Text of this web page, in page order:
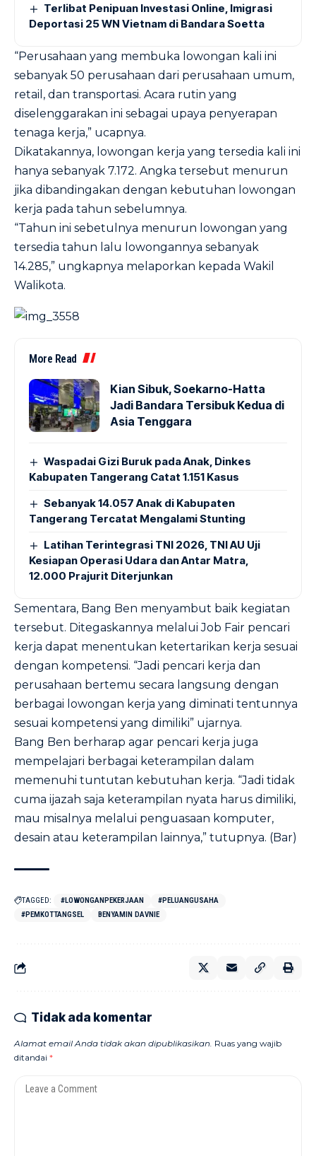
Terlibat Penipuan Investasi Online, Imigrasi
Deportasi 25 WN Vietnam di Bandara Soetta
“Perusahaan yang membuka lowongan kali ini
sebanyak 50 perusahaan dari perusahaan umum,
retail, dan transportasi. Acara rutin yang
diselenggarakan ini sebagai upaya penyerapan
tenaga kerja,” ucapnya.
Dikatakannya, lowongan kerja yang tersedia kali ini
hanya sebanyak 7.172. Angka tersebut menurun
jika dibandingakan dengan kebutuhan lowongan
kerja pada tahun sebelumnya.
“Tahun ini sebetulnya menurun lowongan yang
tersedia tahun lalu lowongannya sebanyak
14.285,” ungkapnya melaporkan kepada Wakil
Walikota.
More Read
Kian Sibuk, Soekarno-Hatta
Jadi Bandara Tersibuk Kedua di
Asia Tenggara
Waspadai Gizi Buruk pada Anak, Dinkes
Kabupaten Tangerang Catat 1.151 Kasus
Sebanyak 14.057 Anak di Kabupaten
Tangerang Tercatat Mengalami Stunting
Latihan Terintegrasi TNI 2026, TNI AU Uji
Kesiapan Operasi Udara dan Antar Matra,
12.000 Prajurit Diterjunkan
Sementara, Bang Ben menyambut baik kegiatan
tersebut. Ditegaskannya melalui Job Fair pencari
kerja dapat menentukan ketertarikan kerja sesuai
dengan kompetensi. “Jadi pencari kerja dan
perusahaan bertemu secara langsung dengan
berbagai lowongan kerja yang diminati tentunnya
sesuai kompetensi yang dimiliki” ujarnya.
Bang Ben berharap agar pencari kerja juga
mempelajari berbagai keterampilan dalam
memenuhi tuntutan kebutuhan kerja. “Jadi tidak
cuma ijazah saja keterampilan nyata harus dimiliki,
mau misalnya melalui penguasaan komputer,
desain atau keterampilan lainnya,” tutupnya. (Bar)
TAGGED: #LOWONGANPEKERJAAN
#PELUANGUSAHA
#PEMKOTTANGSEL
BENYAMIN DAVNIE
Tidak ada komentar
Alamat email Anda tidak akan dipublikasikan. Ruas yang wajib
ditandai *